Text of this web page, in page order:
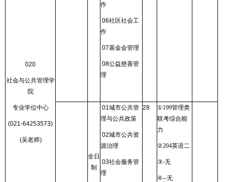
020
社会与公共管理学
院
专业学位中心
(021-64253573)
(吴老师)
作
06社区社会工
作
07基金会管理
08公益慈善管
理
全日
制
01城市公共管
理与公共政策
02城市公共资
源治理
03社会服务管
理
28 ①199管理类
联考综合能
力
②204英语二
③-无
④--无